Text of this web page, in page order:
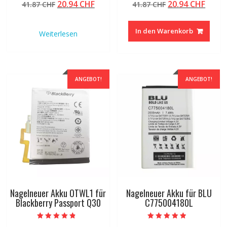
5.00
von 5
41.87CHF Ursprünglicher
41.87 CHF
20.94CHFAktueller
Weiterlesen
4.50
von 5
41.87CHF Ursprünglicher
war:
41.87 CHF
20.94CHF
In den Warenkorb
ANGEBOT!
Nagelneuer Akku OTWL1 für
Blackberry Passport Q30
ANGEBOT!
Nagelneuer Akku für BLU
C775004180L